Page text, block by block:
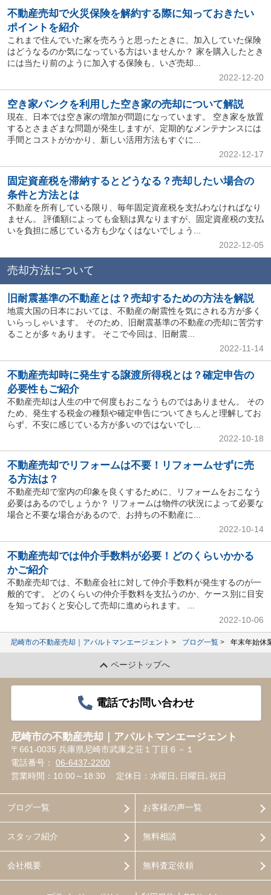
不動産売却で火災保険を解約する際に知っておきたい
ポイントを紹介
これまで住んでいた家を売ろうと思ったときに、加入していた保険
はどうなるのか気になっている方はいませんか？ 家を購入したとき
には当たり前のように加入する保険も、いざ売却...
2022-12-20
空き家バンクを利用した空き家の売却について解説
現在、日本では空き家の増加が問題になっています。 空き家を放置
するとさまざまな問題が発生しますが、定期的なメンテナンスには
手間とコストがかかり、新しい活用方法もすぐに...
2022-12-17
固定資産税を滞納するとどうなる？売却したい場合の
条件と方法とは
不動産を所有している限り、毎年固定資産税を支払わなければなり
ません。 評価額によっても金額は異なりますが、固定資産税の支払
いを負担に感じている方も少なくはないでしょう...
2022-12-05
売却方法について
旧耐震基準の不動産とは？売却するための方法を解説
地震大国の日本においては、不動産の耐震性を気にされる方が多く
いらっしゃいます。 そのため、旧耐震基準の不動産の売却に苦労す
ることが多々あります。 そこで今回は、旧耐震...
2022-11-14
不動産売却時に発生する譲渡所得税とは？確定申告の
必要性もご紹介
不動産売却は人生の中で何度もおこなうものではありません。 その
ため、発生する税金の種類や確定申告についてきちんと理解してお
らず、不安に感じている方が多いのではないでし...
2022-10-18
不動産売却でリフォームは不要！リフォームせずに売
る方法は？
不動産売却で室内の印象を良くするために、リフォームをおこなう
必要はあるのでしょうか？ リフォームは物件の状況によって必要な
場合と不要な場合があるので、お持ちの不動産に...
2022-10-14
不動産売却では仲介手数料が必要！どのくらいかかる
かご紹介
不動産売却では、不動産会社に対して仲介手数料が発生するのが一
般的です。 どのくらいの仲介手数料を支払うのか、ケース別に目安
を知っておくと安心して売却に進められます。 ...
2022-10-06
尼崎市の不動産売却｜アパルトマンエージェント ブログ一覧 年末年始休
ページトップへ
電話でお問い合わせ
尼崎市の不動産売却｜アパルトマンエージェント
〒661-0035 兵庫県尼崎市武庫之荘１丁目６－１
電話番号： 06-6437-2200
営業時間：10:00～18:30
定休日：水曜日､日曜日､祝日
ブログ一覧
スタッフ紹介
会社概要
お客様の声一覧
無料相談
無料査定依頼